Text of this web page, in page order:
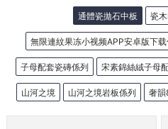
通體瓷拋石中板 瓷
無限連紋果冻小视频APP安卓版下载
子母配套瓷磚係列 宋素錦絲絨子母
山河之境 山河之境岩板係列 奢